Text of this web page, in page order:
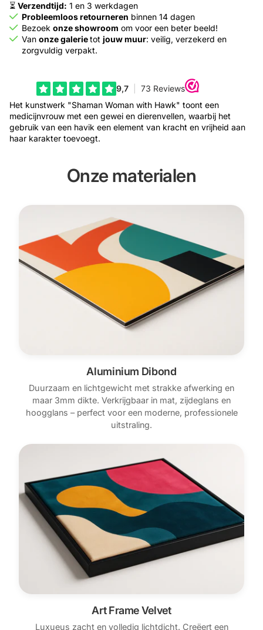
⏳ Verzendtijd: 1 en 3 werkdagen
Probleemloos retourneren binnen 14 dagen
Bezoek onze showroom om voor een beter beeld!
Van onze galerietot jouw muur: veilig, verzekerd en
zorgvuldig verpakt.
Het kunstwerk "Shaman Woman with Hawk" toont een
medicijnvrouw met een gewei en dierenvellen, waarbij het
gebruik van een havik een element van kracht en vrijheid aan
haar karakter toevoegt.
Onze materialen
Aluminium Dibond
Duurzaam en lichtgewicht met strakke afwerking en
maar 3mm dikte. Verkrijgbaar in mat, zijdeglans en
hoogglans – perfect voor een moderne, professionele
uitstraling.
Art Frame Velvet
Luxueus zacht en volledig lichtdicht. Creëert een